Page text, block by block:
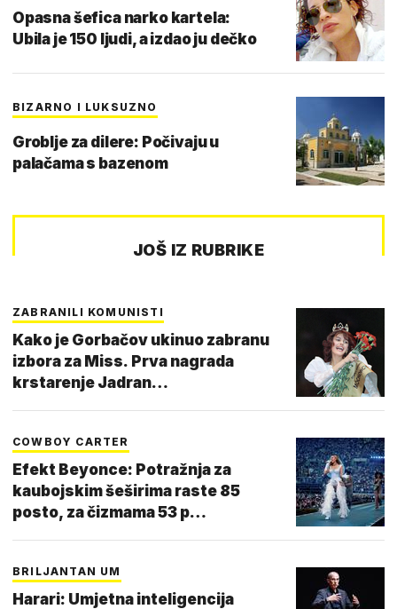
Opasna šefica narko kartela:
Ubila je 150 ljudi, a izdao ju dečko
BIZARNO I LUKSUZNO
Groblje za dilere: Počivaju u
palačama s bazenom
JOŠ IZ RUBRIKE
ZABRANILI KOMUNISTI
Kako je Gorbačov ukinuo zabranu
izbora za Miss. Prva nagrada
krstarenje Jadran…
COWBOY CARTER
Efekt Beyonce: Potražnja za
kaubojskim šeširima raste 85
posto, za čizmama 53 p…
BRILJANTAN UM
Harari: Umjetna inteligencija